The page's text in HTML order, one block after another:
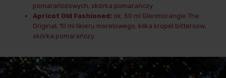
pomarańczowych, skórka pomarańczy
Apricot Old Fashioned: ok. 50 ml Glenmorangie The
Original, 10 ml likieru morelowego, kilka kropel bittersów,
skórka pomarańczy